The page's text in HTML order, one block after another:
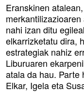
Eranskinen
nahi izan ditu
elkarrizketatu dira,
estrategiak nahiz
Liburuaren
atala da hau. Parte
Elkar, Igela eta